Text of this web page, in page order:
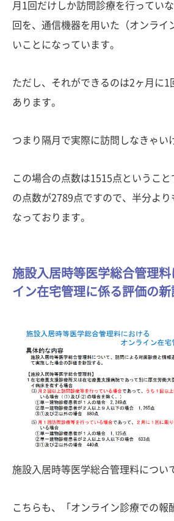
月1回だけしか訪問診療を行ってい
回を、通信機器を用いた（オンライ
いことになっています。
ただし、それができるのは2ヶ月に1
あります。
つまり隔月で実際に訪問しなきゃい
この場合の点数は1515点というこ
の点数が2789点ですので、半分より
なっております。
施設入居時等医学総合管理
イン在宅管理に係る評価の新
施設入居時等医学総合管理料につい
こちらも、「オンライン診療での報